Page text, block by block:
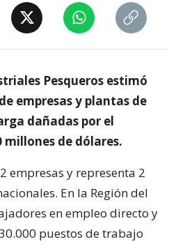
Pesqueros estimó
empresas y plantas de
dañadas por el
de dólares.
empresas y representa 2
En la Región del
en empleo directo y
puestos de trabajo